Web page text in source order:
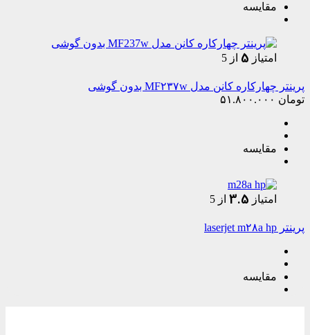
مقایسه
امتیاز 5 از 5
پرینتر چهارکاره کانن مدل MF۲۳۷w بدون گوشی
تومان
مقایسه
امتیاز 3.5 از 5
پرینتر laserjet m۲۸a hp
مقایسه